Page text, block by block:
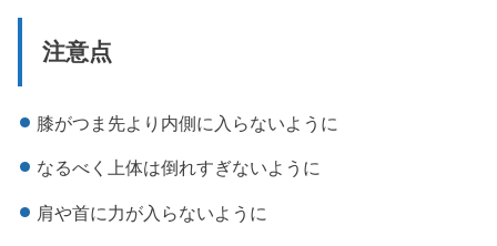
注意点
膝がつま先より内側に入らないように
なるべく上体は倒れすぎないように
肩や首に力が入らないように